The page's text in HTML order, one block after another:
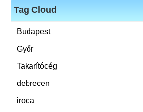
Tag Cloud
Budapest
Győr
Takarítócég
debrecen
iroda